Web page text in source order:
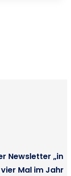
Newsletter „in
Mal im Jahr